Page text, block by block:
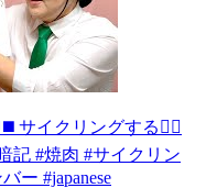
サイクリングする🚴‍♀️
記 #焼肉 #サイクリン
ー #japanese